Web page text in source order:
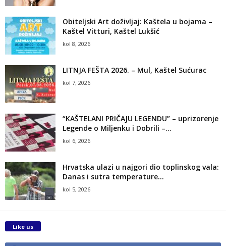
Obiteljski Art doživljaj: Kaštela u bojama –
Kaštel Vitturi, Kaštel Lukšić
kol 8, 2026
LITNJA FEŠTA 2026. – Mul, Kaštel Sućurac
kol 7, 2026
“KAŠTELANI PRIČAJU LEGENDU” – uprizorenje
Legende o Miljenku i Dobrili –...
kol 6, 2026
Hrvatska ulazi u najgori dio toplinskog vala:
Danas i sutra temperature...
kol 5, 2026
Like us